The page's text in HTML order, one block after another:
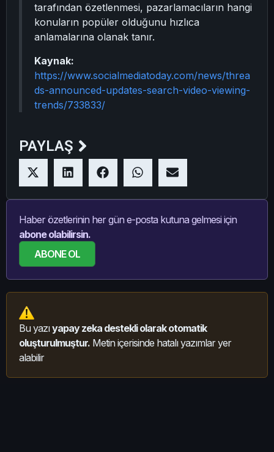
tarafından özetlenmesi, pazarlamacıların hangi
konuların popüler olduğunu hızlıca
anlamalarına olanak tanır.
Kaynak:
https://www.socialmediatoday.com/news/threa
ds-announced-updates-search-video-viewing-
trends/733833/
PAYLAŞ
Haber özetlerinin her gün e-posta kutuna gelmesi için
abone olabilirsin.
ABONE OL
Bu yazıyapay zeka destekli olarak otomatik
oluşturulmuştur. Metin içerisinde hatalı yazımlar yer
alabilir